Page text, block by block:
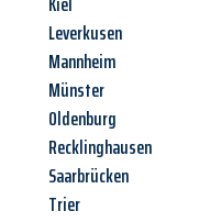
Leverkusen
Mannheim
Münster
Oldenburg
Recklinghausen
Saarbrücken
Trier